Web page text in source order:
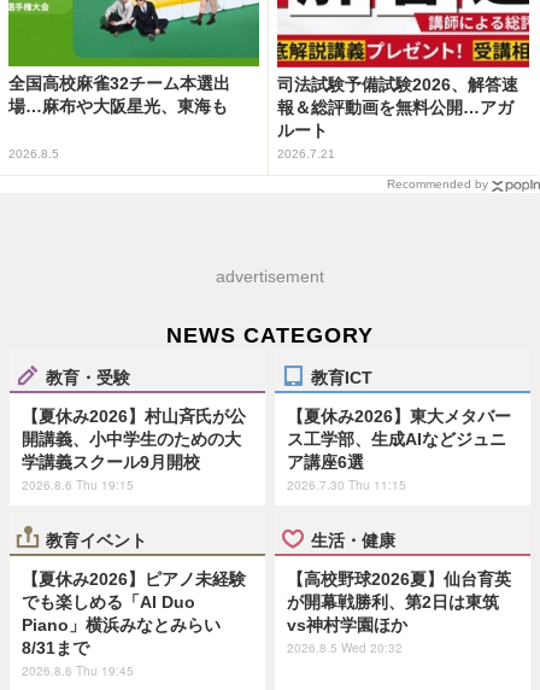
全国高校麻雀32チーム本選出
場…麻布や大阪星光、東海も
2026.8.5
司法試験予備試験2026、解答速
報＆総評動画を無料公開…アガ
ルート
2026.7.21
Recommended by
advertisement
NEWS CATEGORY
教育・受験
【夏休み2026】村山斉氏が公
開講義、小中学生のための大
学講義スクール9月開校
2026.8.6 Thu 19:15
教育ICT
【夏休み2026】東大メタバー
ス工学部、生成AIなどジュニ
ア講座6選
2026.7.30 Thu 11:15
教育イベント
【夏休み2026】ピアノ未経験
でも楽しめる「AI Duo
Piano」横浜みなとみらい
8/31まで
2026.8.6 Thu 19:45
生活・健康
【高校野球2026夏】仙台育英
が開幕戦勝利、第2日は東筑
vs神村学園ほか
2026.8.5 Wed 20:32